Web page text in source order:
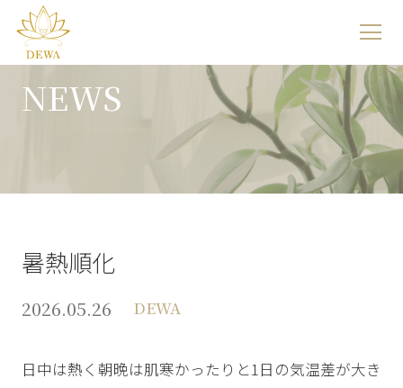
NEWS
暑熱順化
2026.05.26 DEWA
日中は熱く朝晩は肌寒かったりと1日の気温差が大き
サ
イ
ト
メ
ュ